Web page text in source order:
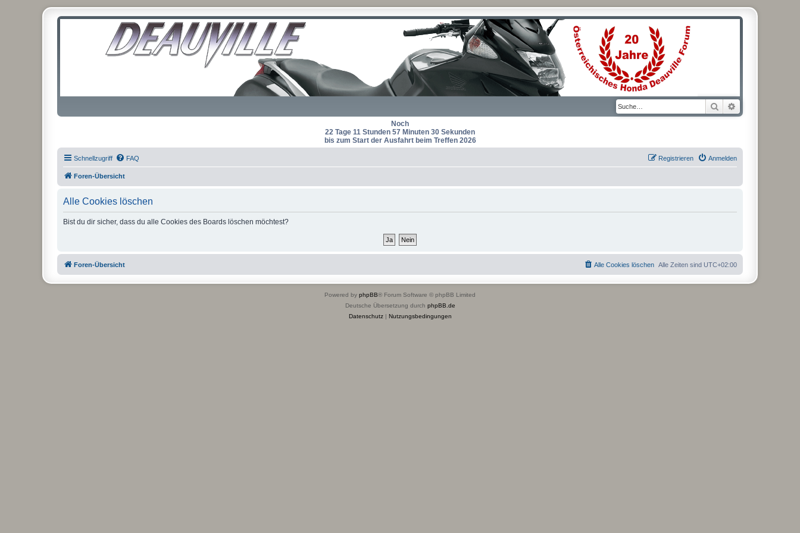
Suche
Noch
22 Tage 11 Stunden 57 Minuten 30 Sekunden
bis zum Start der Ausfahrt beim Treffen 2026
Schnellzugriff FAQ Anmelden
Registrieren
Foren-Übersicht
Alle Cookies löschen
Bist du dir sicher, dass du alle Cookies des Boards löschen möchtest?
Foren-Übersicht Alle Zeiten sind UTC+02:00
Alle Cookies löschen
Powered by phpBB® Forum Software © phpBB Limited
Deutsche Übersetzung durch phpBB.de
Datenschutz| Nutzungsbedingungen